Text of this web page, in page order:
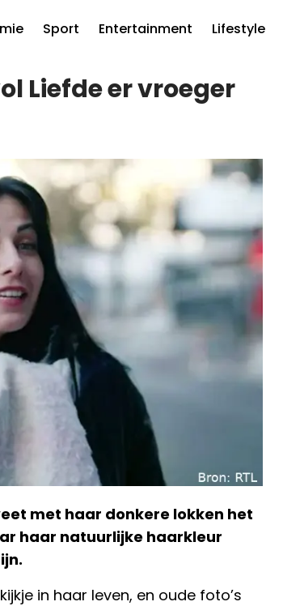
Sport Entertainment Lifestyle
Liefde er vroeger
met haar donkere lokken het
haar natuurlijke haarkleur
in haar leven, en oude foto’s